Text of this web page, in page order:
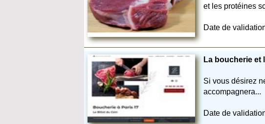
et les protéines
Date de
La boucherie et
Si vous désirez
accompagnera...
Date de